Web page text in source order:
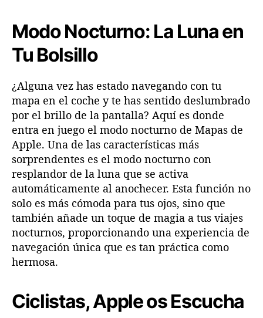
Modo Nocturno: La Luna en
Tu Bolsillo
¿Alguna vez has estado navegando con tu
mapa en el coche y te has sentido deslumbrado
por el brillo de la pantalla? Aquí es donde
entra en juego el modo nocturno de Mapas de
Apple. Una de las características más
sorprendentes es el modo nocturno con
resplandor de la luna que se activa
automáticamente al anochecer. Esta función no
solo es más cómoda para tus ojos, sino que
también añade un toque de magia a tus viajes
nocturnos, proporcionando una experiencia de
navegación única que es tan práctica como
hermosa.
Ciclistas, Apple os Escucha